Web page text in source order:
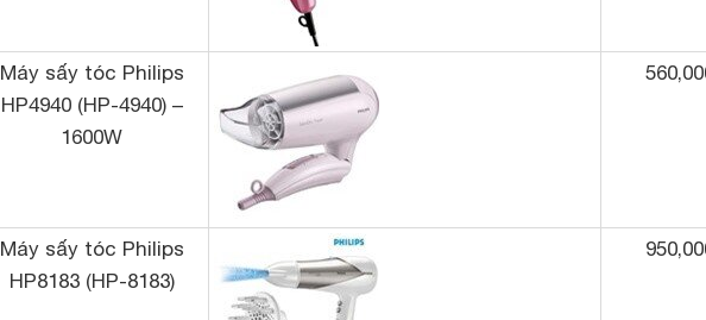
Máy sấy tóc Philips
HP4940 (HP-4940) –
1600W
Máy sấy tóc Philips
HP8183 (HP-8183)